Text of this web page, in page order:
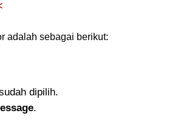
adalah sebagai berikut:
dipilih.
.